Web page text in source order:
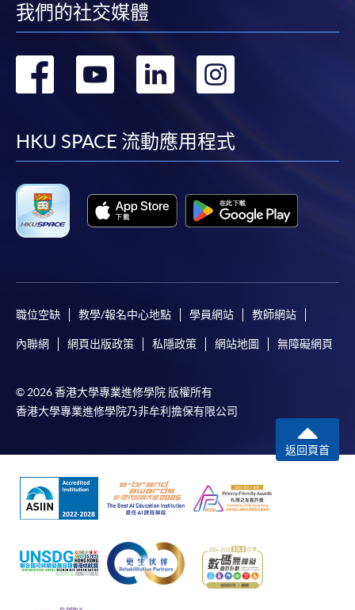
我們的社交媒體
轉
facebook
轉
youtube
轉
linkedin
轉
HKU SPACE 流動應用程式
職位空缺 教學/報名中心地點 學員網站 教師網站
內聯網 網頁出版政策 私隱政策 網站地圖 無障礙網頁
© 2026 香港大學專業進修學院 版權所有
香港大學專業進修學院乃非牟利擔保有限公司
返回頁首